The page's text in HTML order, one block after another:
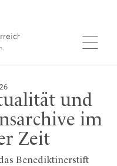
und
im
Zeit
Benediktinerstift